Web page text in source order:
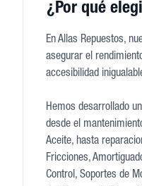
¿Por qué
En Allas Repuestos,
asegurar el
accesibilidad
Hemos desarrollado
desde el
Aceite, hasta
Fricciones,
Control, Soportes de